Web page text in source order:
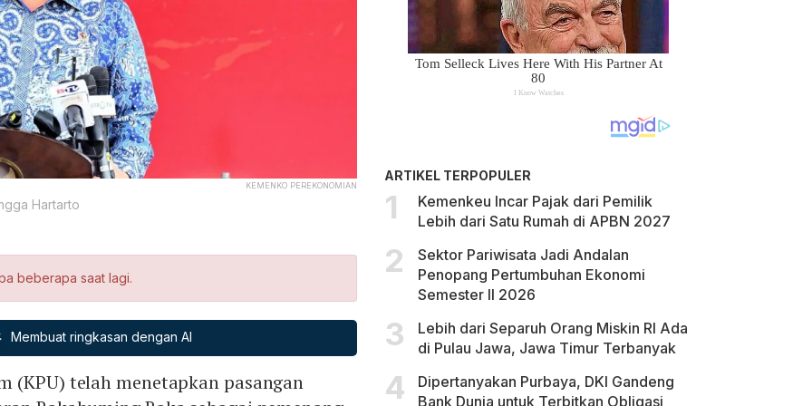
KEMENKO PEREKONOMIAN
Hartarto
beberapa saat lagi.
Membuat ringkasan dengan AI
(KPU) telah menetapkan pasangan
ARTIKEL TERPOPULER
Kemenkeu Incar Pajak dari Pemilik
Lebih dari Satu Rumah di APBN 2027
Sektor Pariwisata Jadi Andalan
Penopang Pertumbuhan Ekonomi
Semester II 2026
Lebih dari Separuh Orang Miskin RI Ada
di Pulau Jawa, Jawa Timur Terbanyak
Dipertanyakan Purbaya, DKI Gandeng
Bank Dunia untuk Terbitkan Obligasi